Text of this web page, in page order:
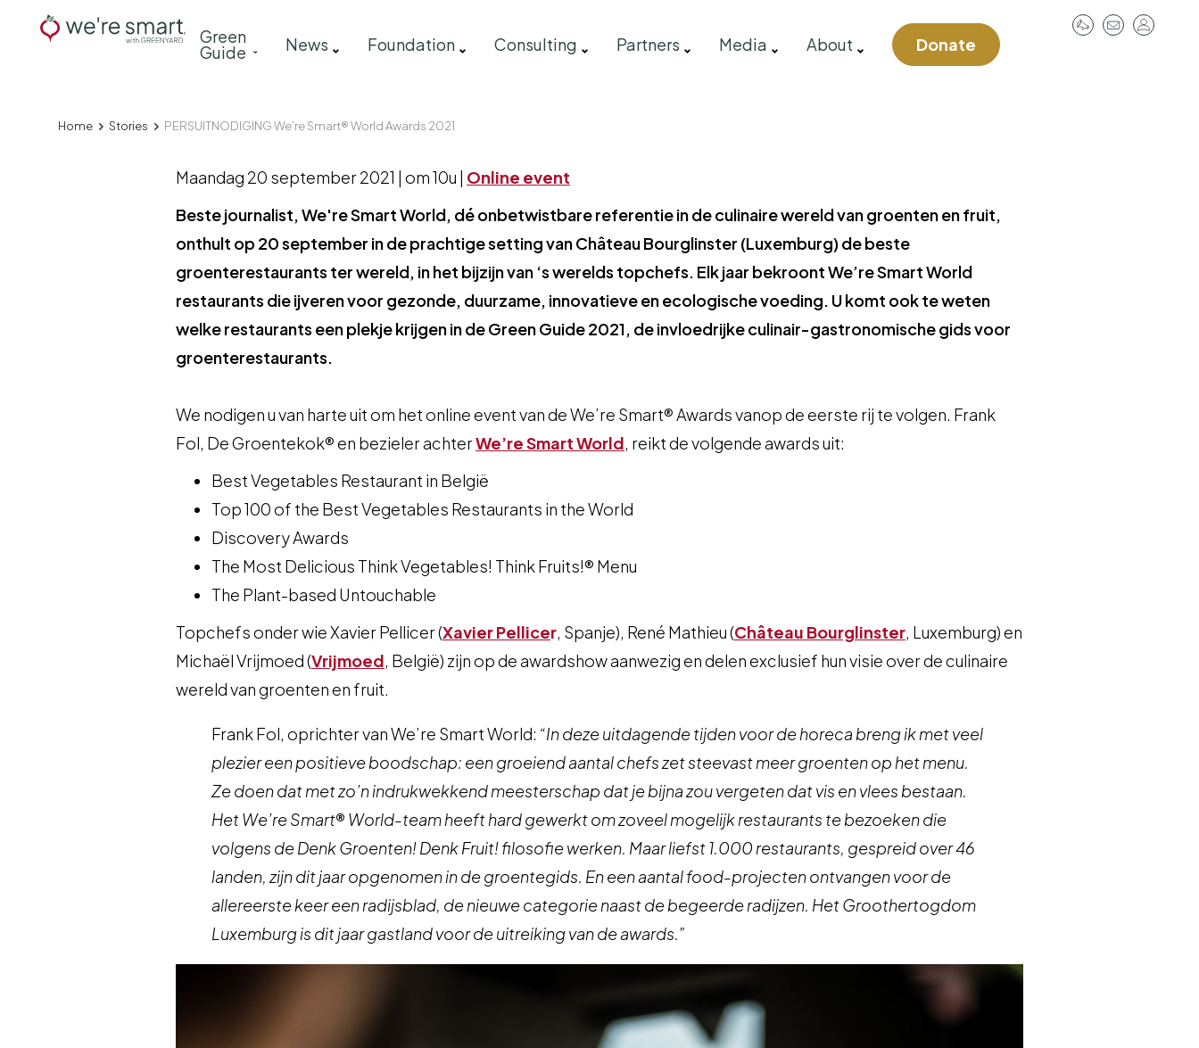
Main
navigation
Green
Guide News Foundation Consulting Partners Media About Donate
Breadcrumb
Home Stories PERSUITNODIGING We’re Smart® World Awards 2021
Maandag 20 september 2021 | om 10u | Online event
Beste journalist, We're Smart World, dé onbetwistbare referentie in de culinaire wereld van groenten en fruit,
onthult op 20 september in de prachtige setting van Château Bourglinster (Luxemburg) de beste
groenterestaurants ter wereld, in het bijzijn van ‘s werelds topchefs. Elk jaar bekroont We’re Smart World
restaurants die ijveren voor gezonde, duurzame, innovatieve en ecologische voeding. U komt ook te weten
welke restaurants een plekje krijgen in de Green Guide 2021, de invloedrijke culinair-gastronomische gids voor
groenterestaurants.
​We nodigen u van harte uit om het online event van de We’re Smart® Awards vanop de eerste rij te volgen. Frank
Fol, De Groentekok® en bezieler achterWe’re Smart World, reikt de volgende awards uit:
Best Vegetables Restaurant in België
Top 100 of the Best Vegetables Restaurants in the World
Discovery Awards
The Most Delicious Think Vegetables! Think Fruits!® Menu
The Plant-based Untouchable
Topchefs onder wie Xavier Pellicer (Xavier Pellicer, Spanje), René Mathieu (Château Bourglinster, Luxemburg) en
Michaël Vrijmoed (Vrijmoed, België) zijn op de awardshow aanwezig en delen exclusief hun visie over de culinaire
wereld van groenten en fruit.
Frank Fol, oprichter van We’re Smart World: “In deze uitdagende tijden voor de horeca breng ik met veel
plezier een positieve boodschap: een groeiend aantal chefs zet steevast meer groenten op het menu.
Ze doen dat met zo’n indrukwekkend meesterschap dat je bijna zou vergeten dat vis en vlees bestaan.
Het We’re Smart® World-team heeft hard gewerkt om zoveel mogelijk restaurants te bezoeken die
volgens de Denk Groenten! Denk Fruit! filosofie werken. Maar liefst 1.000 restaurants, gespreid over 46
landen, zijn dit jaar opgenomen in de groentegids. En een aantal food-projecten ontvangen voor de
allereerste keer een radijsblad, de nieuwe categorie naast de begeerde radijzen. Het Groothertogdom
Luxemburg is dit jaar gastland voor de uitreiking van de awards.”